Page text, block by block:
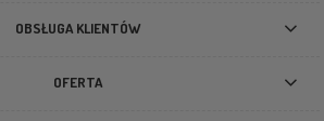
OBSŁUGA KLIENTÓW
OFERTA